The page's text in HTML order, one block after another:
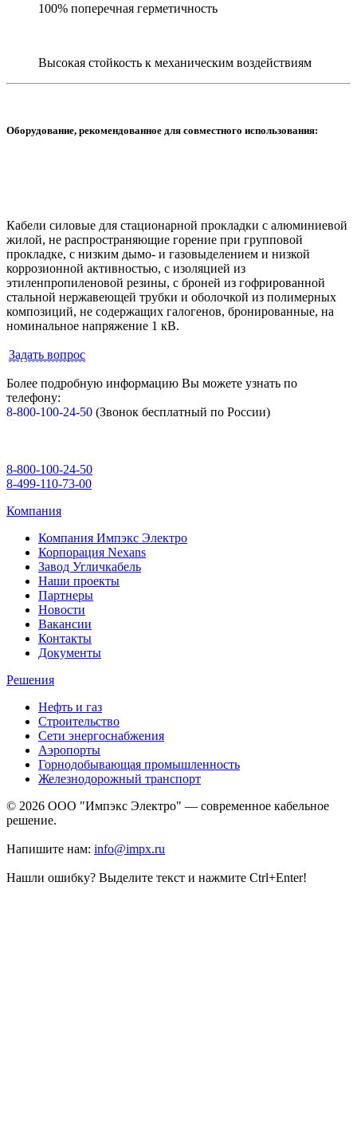
100% поперечная герметичность
Высокая стойкость к механическим воздействиям
Оборудование, рекомендованное для совместного использования:
Кабели силовые для стационарной прокладки с алюминиевой
жилой, не распространяющие горение при групповой
прокладке, с низким дымо- и газовыделением и низкой
коррозионной активностью, с изоляцией из
этиленпропиленовой резины, с броней из гофрированной
стальной нержавеющей трубки и оболочкой из полимерных
композиций, не содержащих галогенов, бронированные, на
номинальное напряжение 1 кВ.
Задать вопрос
Более подробную информацию Вы можете узнать по
телефону:
8-800-100-24-50 (Звонок бесплатный по России)
8-800-100-24-50
8-499-110-73-00
Компания
Компания Импэкс Электро
Корпорация Nexans
Завод Угличкабель
Наши проекты
Партнеры
Новости
Вакансии
Контакты
Документы
Решения
Нефть и газ
Строительство
Сети энергоснабжения
Аэропорты
Горнодобывающая промышленность
Железнодорожный транспорт
© 2026 ООО "Импэкс Электро" — современное кабельное
решение.
Напишите нам: info@impx.ru
Нашли ошибку? Выделите текст и нажмите Ctrl+Enter!